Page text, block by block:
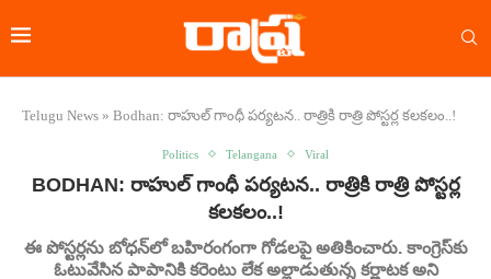
Telugu News » Bodhan: రాహుల్ గాంధీ పర్యటన.. రాత్రికి రాత్రి పోస్టర్ల కలకలం..!
Politics Telangana Viral
BODHAN: రాహుల్ గాంధీ పర్యటన.. రాత్రికి రాత్రి పోస్టర్ల
కలకలం..!
ఈ పోస్టర్లను బోధన్‌లో బహిరంగంగా గోడలపై అతికించారు. కాంగ్రెస్‌కు
ఓటువేసిన పాపానికి కరెంటు లేక అల్లాడుతున్న కర్ణాటక అని